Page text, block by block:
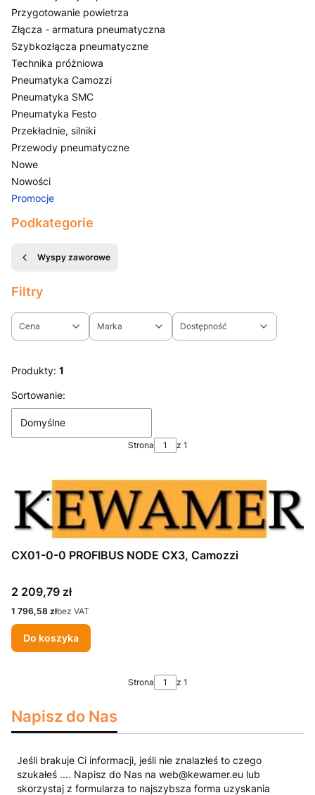
Przygotowanie powietrza
Złącza - armatura pneumatyczna
Szybkozłącza pneumatyczne
Technika próżniowa
Pneumatyka Camozzi
Pneumatyka SMC
Pneumatyka Festo
Przekładnie, silniki
Przewody pneumatyczne
Nowe
Nowości
Promocje
Koniec menu
Podkategorie
Wyspy zaworowe
Filtry
Cena Marka Dostępność
Produkty: 1
Lista produktów
Sortowanie:
Domyślne
Strona z 1
CX01-0-0 PROFIBUS NODE CX3, Camozzi
Cena
2 209,79 zł
Cena
1 796,58 złbez VAT
Do koszyka
Strona z 1
Napisz do Nas
Jeśli brakuje Ci informacji, jeśli nie znalazłeś to czego
szukałeś .... Napisz do Nas na web@kewamer.eu lub
skorzystaj z formularza to najszybsza forma uzyskania